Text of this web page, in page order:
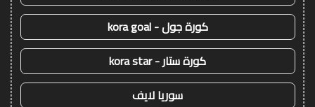
كورة جول - kora goal
كورة ستار - kora star
سوريا لايف